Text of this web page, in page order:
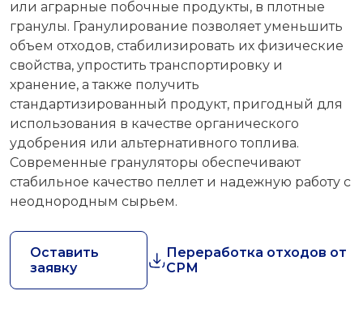
или аграрные побочные продукты, в плотные
гранулы. Гранулирование позволяет уменьшить
объем отходов, стабилизировать их физические
свойства, упростить транспортировку и
хранение, а также получить
стандартизированный продукт, пригодный для
использования в качестве органического
удобрения или альтернативного топлива.
Современные грануляторы обеспечивают
стабильное качество пеллет и надежную работу с
неоднородным сырьем.
Оставить
заявку
Переработка отходов от
СРМ